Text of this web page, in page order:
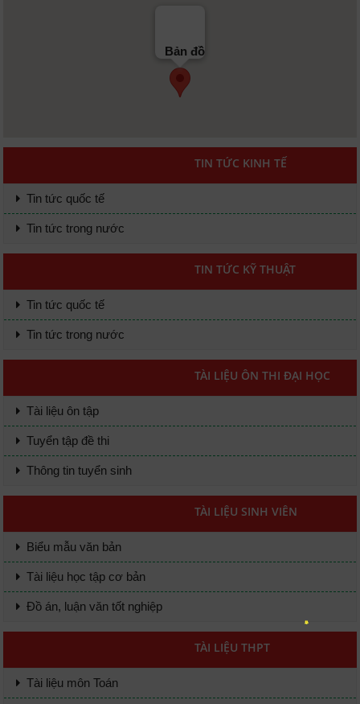
Bản đồ
TIN TỨC KINH TẾ
Tin tức quốc tế
Tin tức trong nước
TIN TỨC KỸ THUẬT
Tin tức quốc tế
Tin tức trong nước
TÀI LIỆU ÔN THI ĐẠI HỌC
Tài liệu ôn tập
Tuyển tập đề thi
Thông tin tuyển sinh
TÀI LIỆU SINH VIÊN
Biểu mẫu văn bản
Tài liệu học tập cơ bản
Đồ án, luận văn tốt nghiệp
TÀI LIỆU THPT
Tài liệu môn Toán